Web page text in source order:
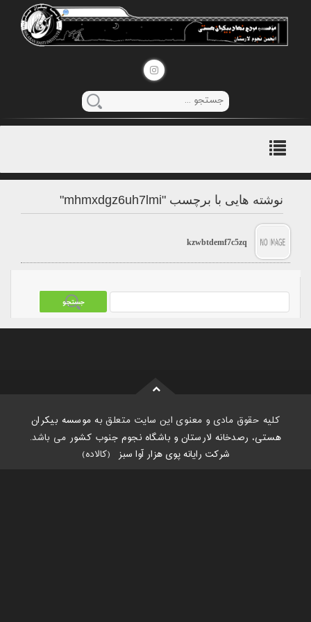
منوی
اصلی
نوشته هایی با برچسب "mhmxdgz6uh7lmi"
kzwbtdemf7c5zq
کلیه حقوق مادی و معنوی این سایت متعلق به موسسه بیکران
هستی، رصدخانه لارستان و باشگاه نجوم جنوب کشور می باشد.
شرکت رایانه پوی هزار آوا سبز (کالاده)